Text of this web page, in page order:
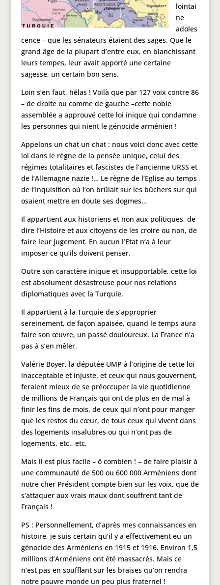
lointai
ne
adoles
cence – que les sénateurs étaient des sages. Que le
grand âge de la plupart d’entre eux, en blanchissant
leurs tempes, leur avait apporté une certaine
sagesse, un certain bon sens.
Loin s’en faut, hélas ! Voilà que par 127 voix contre 86
– de droite ou comme de gauche –cette noble
assemblée a approuvé cette loi inique qui condamne
les personnes qui nient le génocide arménien !
Appelons un chat un chat : nous voici donc avec cette
loi dans le règne de la pensée unique, celui des
régimes totalitaires et fascistes de l’ancienne URSS et
de l’Allemagne nazie !… Le règne de l’Eglise au temps
de l’Inquisition où l’on brûlait sur les bûchers sur qui
osaient mettre en doute ses dogmes…
Il appartient aux historiens et non aux politiques, de
dire l’Histoire et aux citoyens de les croire ou non, de
faire leur jugement. En aucun l’Etat n’a à leur
imposer ce qu’ils doivent penser.
Outre son caractère inique et insupportable, cette loi
est absolument désastreuse pour nos relations
diplomatiques avec la Turquie.
Il appartient à la Turquie de s’approprier
sereinement, de façon apaisée, quand le temps aura
faire son œuvre, un passé douloureux. La France n’a
pas à s’en mêler.
Valérie Boyer, la députée UMP à l’origine de cette loi
inacceptable et injuste, et ceux qui nous gouvernent,
feraient mieux de se préoccuper la vie quotidienne
de millions de Français qui ont de plus en de mal à
finir les fins de mois, de ceux qui n’ont pour manger
que les restos du cœur, de tous ceux qui vivent dans
des logements insalubres ou qui n’ont pas de
logements, etc., etc.
Mais il est plus facile – ô combien ! – de faire plaisir à
une communauté de 500 ou 600 000 Arméniens dont
notre cher Président compte bien sur les voix, que de
s’attaquer aux vrais maux dont souffrent tant de
Français !
PS : Personnellement, d’après mes connaissances en
histoire, je suis certain qu’il y a effectivement eu un
génocide des Arméniens en 1915 et 1916. Environ 1,5
millions d’Arméniens ont été massacrés. Mais ce
n’est pas en soufflant sur les braises qu’on rendra
notre pauvre monde un peu plus fraternel !